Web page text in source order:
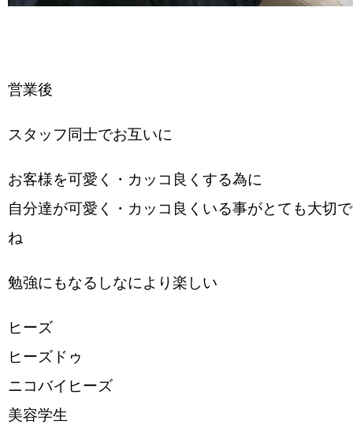
営業後︎︎︎
スタッフ同士でお互いに
お客様を可愛く・カッコ良くする為に
自分達が可愛く・カッコ良くいる事がとても大切
ね︎
勉強にもなるしなにより楽しい
ヒーズ
ヒーズドゥ
ニコバイヒーズ
美容学生